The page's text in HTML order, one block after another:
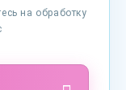
на обработку